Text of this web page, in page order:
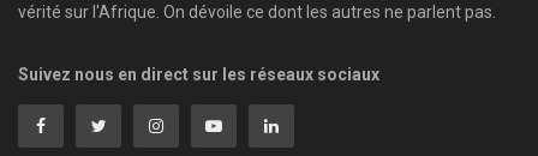
vérité sur l'Afrique. On dévoile ce dont les autres ne parlent pas.
Suivez nous en direct sur les réseaux sociaux